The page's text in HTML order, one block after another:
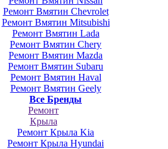
Ремонт Вмятин Chevrolet
Ремонт Вмятин Mitsubishi
Ремонт Вмятин Lada
Ремонт Вмятин Chery
Ремонт Вмятин Mazda
Ремонт Вмятин Subaru
Ремонт Вмятин Haval
Ремонт Вмятин Geely
Все Бренды
Ремонт
Крыла
Ремонт Крыла Kia
Ремонт Крыла Hyundai